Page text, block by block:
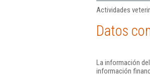
Actividades
Datos
La información
información